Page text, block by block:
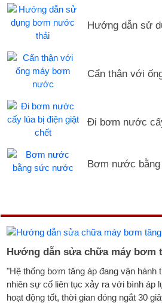
Hướng dẫn sử
Cẩn thận với
Đi bơm nước
Bơm nước
Hướng dẫn sửa chữa máy bơm
"Hệ thống bơm tăng áp đang vận hành
nhiên sự cố liên tục xảy ra với bình áp
hoạt động tốt, thời gian đóng ngắt 30